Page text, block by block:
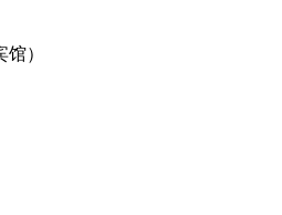
）